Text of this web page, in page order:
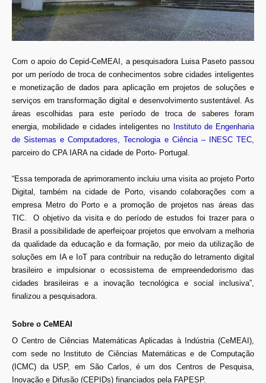
Com o apoio do Cepid-CeMEAI, a pesquisadora Luisa Paseto passou
por um período de troca de conhecimentos sobre cidades inteligentes
e monetização de dados para aplicação em projetos de soluções e
serviços em transformação digital e desenvolvimento sustentável. As
áreas escolhidas para este período de troca de saberes foram
energia, mobilidade e cidades inteligentes no Instituto de Engenharia
de Sistemas e Computadores, Tecnologia e Ciência – INESC TEC
parceiro do CPA IARA na cidade de Porto- Portugal.
“Essa temporada de aprimoramento incluiu uma visita ao projeto Porto
Digital, também na cidade de Porto, visando colaborações com a
empresa Metro do Porto e a promoção de projetos nas áreas das
TIC. O objetivo da visita e do período de estudos foi trazer para o
Brasil a possibilidade de aperfeiçoar projetos que envolvam a melhoria
da qualidade da educação e da formação, por meio da utilização de
soluções em IA e IoT para contribuir na redução do letramento digital
brasileiro e impulsionar o ecossistema de empreendedorismo das
cidades brasileiras e a inovação tecnológica e social inclusiva”,
finalizou a pesquisadora.
Sobre o CeMEAI
O Centro de Ciências Matemáticas Aplicadas à Indústria (CeMEAI),
com sede no Instituto de Ciências Matemáticas e de Computação
(ICMC) da USP, em São Carlos, é um dos Centros de Pesquisa,
Inovação e Difusão (CEPIDs) financiados pela FAPESP.